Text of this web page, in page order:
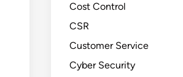
Cost Control
CSR
Customer Service
Cyber Security